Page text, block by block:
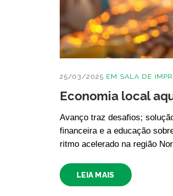
25/03/2025 EM SALA DE
Economia local
Avanço traz desafios;
financeira e a educação
ritmo acelerado na região
LEIA MAIS